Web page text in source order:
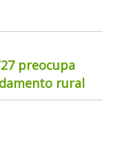
preocupa
rural